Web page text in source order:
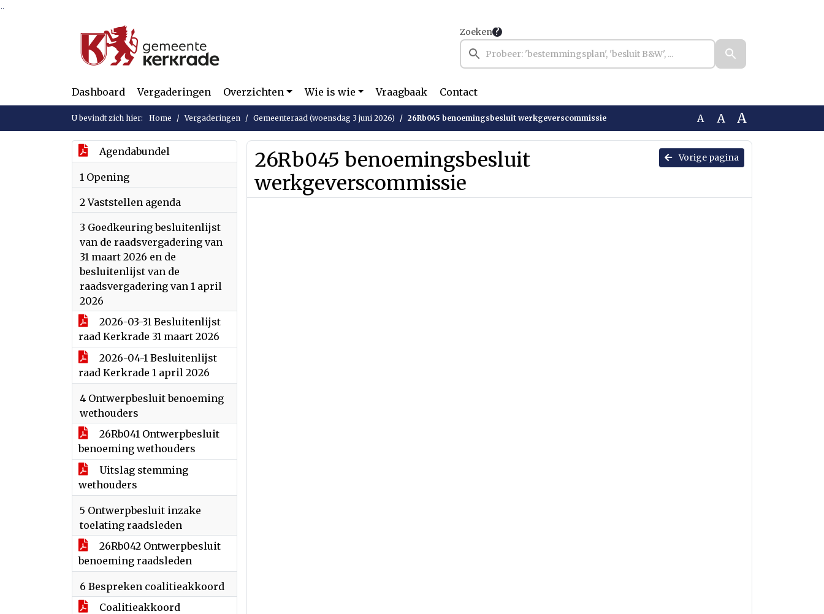
Zoeken
Dashboard Vergaderingen Overzichten Wie is wie Vraagbaak Contact
U bevindt zich hier: Home Vergaderingen Gemeenteraad (woensdag 3 juni 2026) 26Rb045 benoemingsbesluit werkgeverscommissie A A A
Agendabundel
1 Opening
2 Vaststellen agenda
3 Goedkeuring besluitenlijst
van de raadsvergadering van
31 maart 2026 en de
besluitenlijst van de
raadsvergadering van 1 april
2026
2026-03-31 Besluitenlijst
raad Kerkrade 31 maart 2026
2026-04-1 Besluitenlijst
raad Kerkrade 1 april 2026
4 Ontwerpbesluit benoeming
wethouders
26Rb041 Ontwerpbesluit
benoeming wethouders
Uitslag stemming
wethouders
5 Ontwerpbesluit inzake
toelating raadsleden
26Rb042 Ontwerpbesluit
benoeming raadsleden
6 Bespreken coalitieakkoord
Coalitieakkoord
Vorige pagina
26Rb045 benoemingsbesluit
werkgeverscommissie